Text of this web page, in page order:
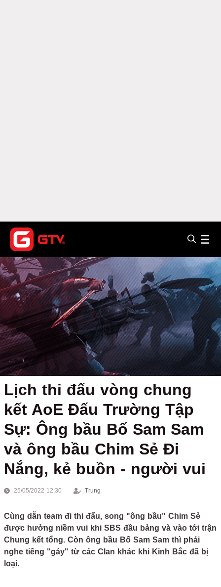
Lịch thi đấu vòng chung
kết AoE Đấu Trường Tập
Sự: Ông bầu Bố Sam Sam
và ông bầu Chim Sẻ Đi
Nắng, kẻ buồn - người vui
25/05/2022 12:30 Trung
Cùng dẫn team đi thi đấu, song "ông bầu" Chim Sẻ
được hưởng niềm vui khi SBS đầu bảng và vào tới trận
Chung kết tổng. Còn ông bầu Bố Sam Sam thì phải
nghe tiếng "gáy" từ các Clan khác khi Kinh Bắc đã bị
loại.